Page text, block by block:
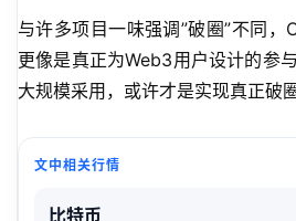
与许多项目一味强调”破圈”不同
更像是真正为Web3用户设计的参
大规模采用，或许才是实现真正破
文中相关行情
比特币